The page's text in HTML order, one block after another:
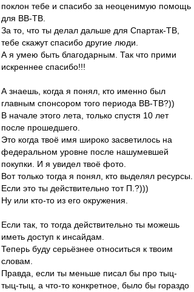
поклон тебе и спасибо за неоценимую помощь
для ВВ-ТВ.
За то, что ты делал дальше для Спартак-ТВ,
тебе скажут спасибо другие люди.
А я умею быть благодарным. Так что прими
искреннее спасибо!!!
А знаешь, когда я понял, кто именно был
главным спонсором того периода ВВ-ТВ?))
В начале этого лета, только спустя 10 лет
после прошедшего.
Это когда твоё имя широко засветилось на
федеральном уровне после нашумевшей
покупки. И я увидел твоё фото.
Вот только тогда я понял, кто выделял ресурсы.
Если это ты действительно тот П.?)))
Ну или кто-то из его окружения.
Если так, то тогда действительно ты можешь
иметь доступ к инсайдам.
Теперь буду серьёзнее относиться к твоим
словам.
Правда, если ты меньше писал бы про тыц-
тыц-тыц, а что-то конкретное, было бы гораздо